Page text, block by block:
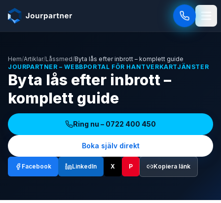
Hoppa till innehåll
Hem/Artiklar/Låssmed/Byta lås efter inbrott – komplett guide
JOURPARTNER – WEBBPORTAL FÖR HANTVERKARTJÄNSTER
Byta lås efter inbrott –
komplett guide
Ring nu – 0722 400 450
Boka själv direkt
Facebook LinkedIn X P Kopiera länk